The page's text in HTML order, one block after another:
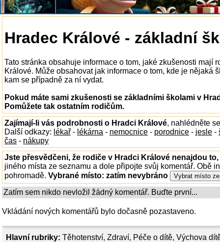
Hlavní rubriky: Těhotenství, Zdraví, Péče o dítě, Výchova
Hradec Králové - základní
Tato stránka obsahuje informace o tom, jaké zkušenosti mají
Králové. Může obsahovat jak informace o tom, kde je nějaká
kam se případně za ní vydat.
Pokud máte sami zkušenosti se základními školami v
Pomůžete tak ostatním rodičům.
Zajímají-li vás podrobnosti o Hradci Králové, nahlédněte
Další odkazy: lékař - lékárna - nemocnice - porodnice - jesle -
čas - nákupy
Jste přesvědčeni, že rodiče v Hradci Králové nenajdou
jiného místa ze seznamu a dole připojte svůj komentář. Obě
pohromadě. Vybrané místo: zatím nevybráno
Zatím sem nikdo nevložil žádný komentář. Buďte první...
Vkládání nových komentářů bylo dočasně pozastaveno.